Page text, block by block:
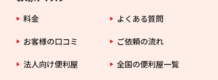
料金
よくある質問
お客様の口コミ
ご依頼の流れ
法人向け便利屋
全国の便利屋一覧